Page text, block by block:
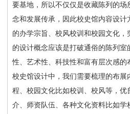
要基地，所以不仅仅是收藏陈列的场
念和发展传承，因此校史馆内容设计
的办学宗旨、校风校训和校园文化
的设计概念应该是打破通俗的陈列室
性、艺术性、 科技性和富有层次感的
校史馆设计中，我们需要梳理的布展
程、校园文化比如校训、校风等，优
介、师资队伍、各种文化资料比如学